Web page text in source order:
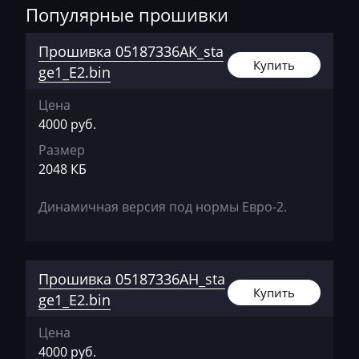
AVR
BAIC
Bajaj
Basak
BAW
BMW
Bomag
Популярные прошивки
Прошивка 05187336AK_sta
ge1_E2.bin
Купить
Цена
4000 руб.
Размер
2048 КБ
Динамичная версия под нормы Евро-2.
Прошивка 05187336AH_sta
ge1_E2.bin
Купить
Цена
4000 руб.